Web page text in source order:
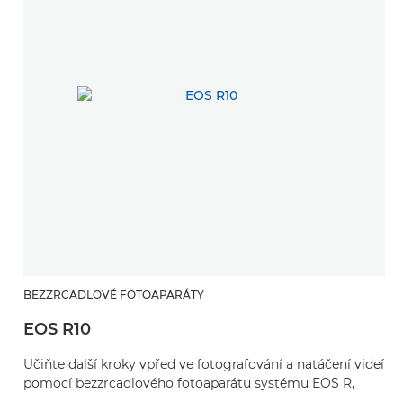
BEZZRCADLOVÉ FOTOAPARÁTY
EOS R10
Učiňte další kroky vpřed ve fotografování a natáčení videí
pomocí bezzrcadlového fotoaparátu systému EOS R,